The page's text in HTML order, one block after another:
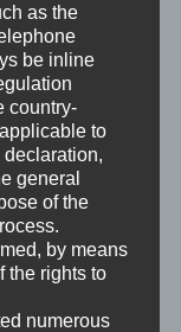
oder auf
ist
as the
be inline
country-
to
general
of the
by means
the rights to
numerous